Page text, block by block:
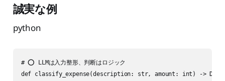
誠実な例
python
# ⭕ LLMは入力整形、判断はロジック
def classify_expense(description: str, amount: int) ->